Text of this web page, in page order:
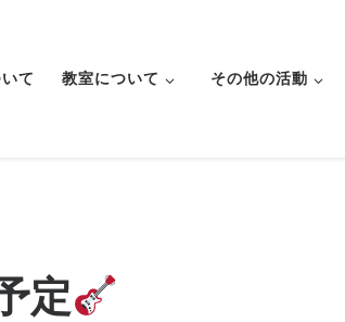
て 教室について その他の活動
定